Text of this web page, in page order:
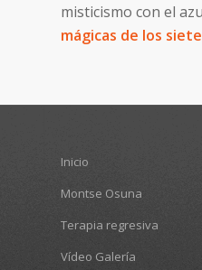
misticismo con el
mágicas de los
Inicio
Montse Osuna
Terapia regresiva
Vídeo Galería